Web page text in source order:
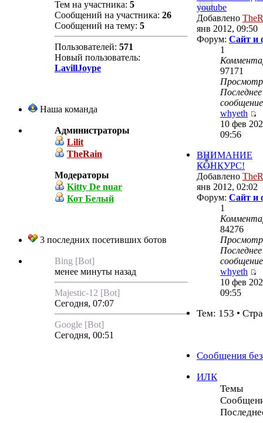
Тем на участника: 5
Сообщений на участника: 26
Сообщений на тему: 5
Пользователей: 571
Новый пользователь:
LavillJoype
Наша команда
Администраторы
Lilit
TheRain
Модераторы
Kitty De nuar
Кот Белый
3 последних посетивших ботов
Bing [Bot]
менее минуты назад
Majestic-12 [Bot]
Сегодня, 07:07
Google [Bot]
Сегодня, 00:51
youtube
Добавлено
янв 2012, 09:50
Форум: Сайт и
1
97171
Последнее
сообщение
whyeth
10 фев
09:56
ВНИМАНИЕ
КОНКУРС!
Добавлено
янв 2012, 02:02
Форум: Сайт и
1
84276
Последнее
сообщение
whyeth
10 фев
09:55
Тем: 153 •
Сообщения без
ИЛК
Темы